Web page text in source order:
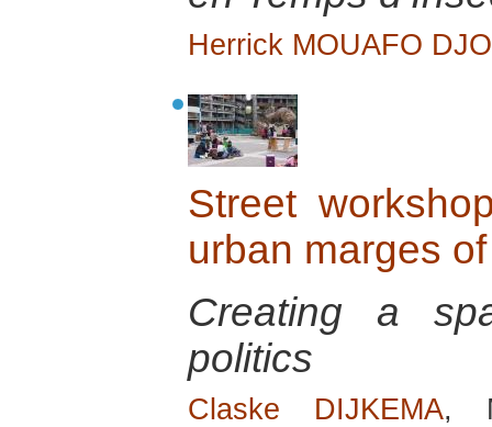
Herrick MOUAFO
Street
urban marges
Creating a
politics
Claske DIJKEMA,